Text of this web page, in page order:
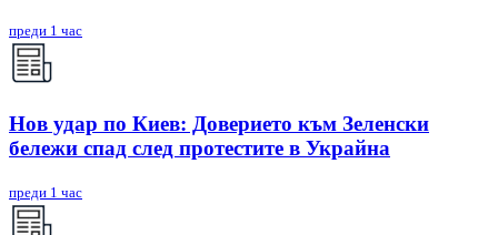
преди 1 час
Нов удар по Киев: Доверието към Зеленски
бележи спад след протестите в Украйна
преди 1 час